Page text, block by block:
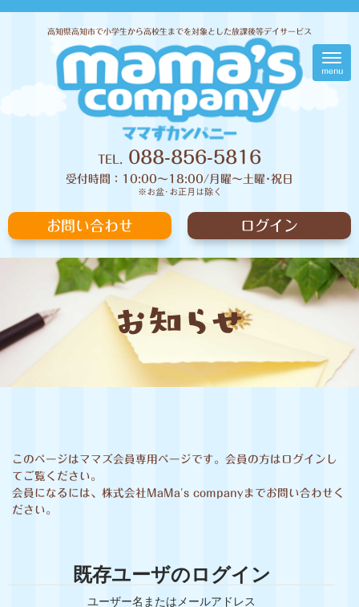
N
a
v
menu
高知県高知市で小学生から高校生までを対象とした放課後等デイサービス
TEL. 088-856-5816
受付時間：10:00〜18:00/月曜〜土曜･祝日
※お盆･お正月は除く
お問い合わせ ログイン
このページはママズ会員専用ページです。会員の方はログインし
てご覧ください。
会員になるには、株式会社MaMa's companyまでお問い合わせく
ださい。
既存ユーザのログイン
ユーザー名またはメールアドレス